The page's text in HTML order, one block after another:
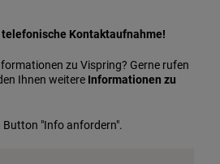
Kontaktaufnahme!
zu Vispring? Gerne rufen
Ihnen weitere Informationen zu
Button "Info anfordern".